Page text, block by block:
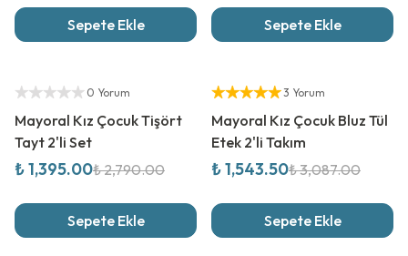
Sepete Ekle Sepete Ekle
Yetkili Satıcı
0 Yorum
Mayoral Kız Çocuk Tişört
Tayt 2'li Set
₺ 1,395.00₺ 2,790.00
Sepete Ekle
Yetkili Satıcı
3 Yorum
Mayoral Kız Çocuk Bluz Tül
Etek 2'li Takım
₺ 1,543.50₺ 3,087.00
Sepete Ekle